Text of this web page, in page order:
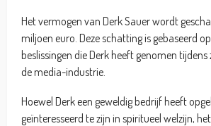
Het vermogen van Derk Sauer wordt
miljoen euro. Deze schatting is gebaseerd
beslissingen die Derk heeft genomen tijdens
de media-industrie.
Hoewel Derk een geweldig bedrijf heeft
geïnteresseerd te zijn in spiritueel welzijn,